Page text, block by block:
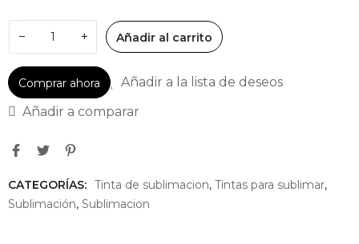
− + Añadir al carrito
Comprar ahora
Añadir a la lista de deseos
Añadir a comparar
CATEGORÍAS: Tinta de sublimacion, Tintas para sublimar,
Sublimación, Sublimacion